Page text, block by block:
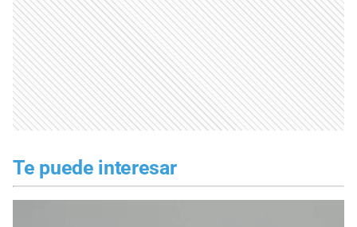
Te puede interesar